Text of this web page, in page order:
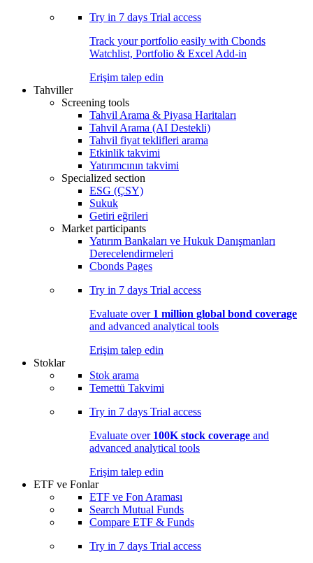
Try in 7 days Trial access
Track your portfolio easily with Cbonds
Watchlist, Portfolio & Excel Add-in
Erişim talep edin
Tahviller
Screening tools
Tahvil Arama & Piyasa Haritaları
Tahvil Arama (AI Destekli)
Tahvil fiyat teklifleri arama
Etkinlik takvimi
Yatırımcının takvimi
Specialized section
ESG (ÇSY)
Sukuk
Getiri eğrileri
Market participants
Yatırım Bankaları ve Hukuk Danışmanları
Derecelendirmeleri
Cbonds Pages
Try in 7 days Trial access
Evaluate over 1 million global bond coverage
and advanced analytical tools
Erişim talep edin
Stoklar
Stok arama
Temettü Takvimi
Try in 7 days Trial access
Evaluate over 100K stock coverage and
advanced analytical tools
Erişim talep edin
ETF ve Fonlar
ETF ve Fon Araması
Search Mutual Funds
Compare ETF & Funds
Try in 7 days Trial access